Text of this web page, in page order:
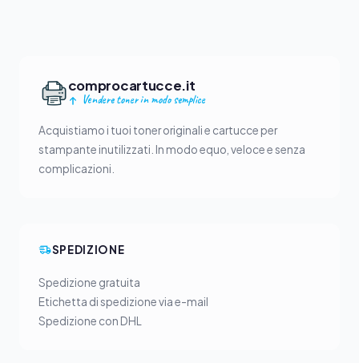
comprocartucce.it
Vendere toner in modo semplice
Acquistiamo i tuoi toner originali e cartucce per
stampante inutilizzati. In modo equo, veloce e senza
complicazioni.
SPEDIZIONE
Spedizione gratuita
Etichetta di spedizione via e-mail
Spedizione con DHL